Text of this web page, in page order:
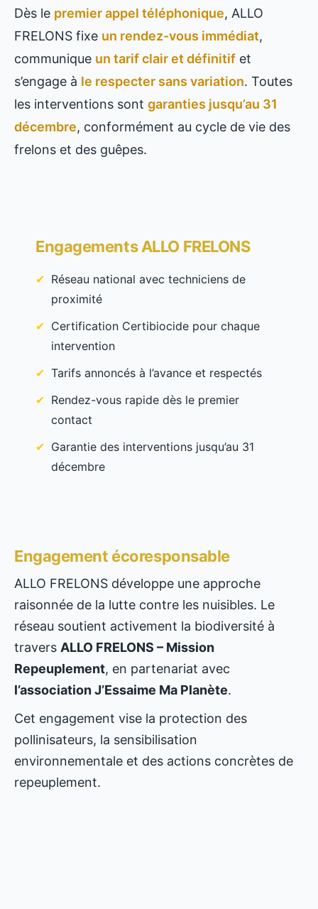
Dès le premier appel téléphonique, ALLO
FRELONS fixe un rendez-vous immédiat,
communique un tarif clair et définitif et
s’engage à le respecter sans variation. Toutes
les interventions sont garanties jusqu’au 31
décembre, conformément au cycle de vie des
frelons et des guêpes.
Engagements ALLO FRELONS
Réseau national avec techniciens de
proximité
Certification Certibiocide pour chaque
intervention
Tarifs annoncés à l’avance et respectés
Rendez-vous rapide dès le premier
contact
Garantie des interventions jusqu’au 31
décembre
Engagement écoresponsable
ALLO FRELONS développe une approche
raisonnée de la lutte contre les nuisibles. Le
réseau soutient activement la biodiversité à
travers ALLO FRELONS – Mission
Repeuplement, en partenariat avec
l’association J’Essaime Ma Planète.
Cet engagement vise la protection des
pollinisateurs, la sensibilisation
environnementale et des actions concrètes de
repeuplement.